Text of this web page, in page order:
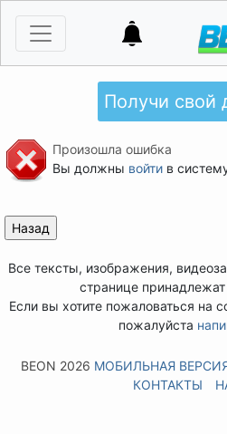
Получи свой
Произошла ошибка
Вы должны войтив
Все тексты, изображения,
странице
Если вы хотите пожаловаться на
пожалуйста
BEON 2026 МОБИЛЬНАЯ
КОНТАКТЫ